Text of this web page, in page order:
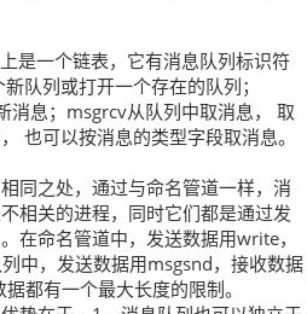
是一个链表，它有消息队列标识符
队列或打开一个存在的队列；
消息；msgrcv从队列中取消息， 取
也可以按消息的类型字段取消息。
同之处，通过与命名管道一样，消
相关的进程，同时它们都是通过发
在命名管道中，发送数据用write，
中，发送数据用msgsnd，接收数据
都有一个最大长度的限制。